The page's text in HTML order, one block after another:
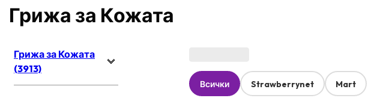
Грижа за Кожата
Грижа за Кожата
(3913)
Всички Strawberrynet Mart